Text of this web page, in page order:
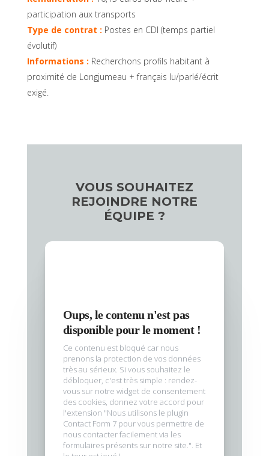
participation aux transports
Type de contrat : Postes en CDI (temps partiel
évolutif)
Informations : Recherchons profils habitant à
proximité de Longjumeau + français lu/parlé/écrit
exigé.
VOUS SOUHAITEZ
REJOINDRE NOTRE
ÉQUIPE ?
Oups, le contenu n'est pas
disponible pour le moment !
Ce contenu est bloqué car nous
prenons la protection de vos données
très au sérieux. Si vous souhaitez le
débloquer, c'est très simple : rendez-
vous sur notre widget de consentement
des cookies, donnez votre accord pour
l'extension "Nous utilisons le plugin
Contact Form 7 pour vous permettre de
nous contacter facilement via les
formulaires présents sur notre site.". Et